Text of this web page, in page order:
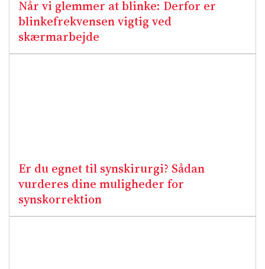
Når vi glemmer at blinke: Derfor er
blinkefrekvensen vigtig ved
skærmarbejde
Er du egnet til synskirurgi? Sådan
vurderes dine muligheder for
synskorrektion